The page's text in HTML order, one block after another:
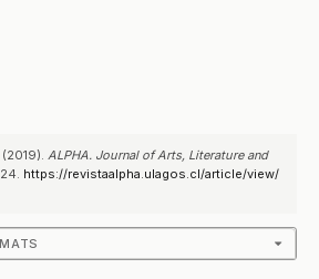
ALPHA. Journal of Arts, Literature and
https://revistaalpha.ulagos.cl/article/view/